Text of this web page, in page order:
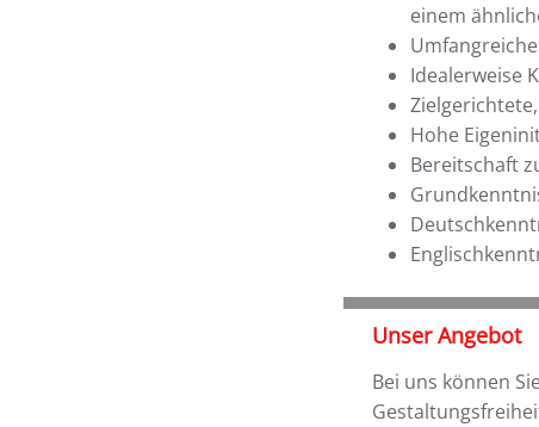
einem
Idealerweise
Hohe
Bereitschaft
Unser Angebot
Bei uns können